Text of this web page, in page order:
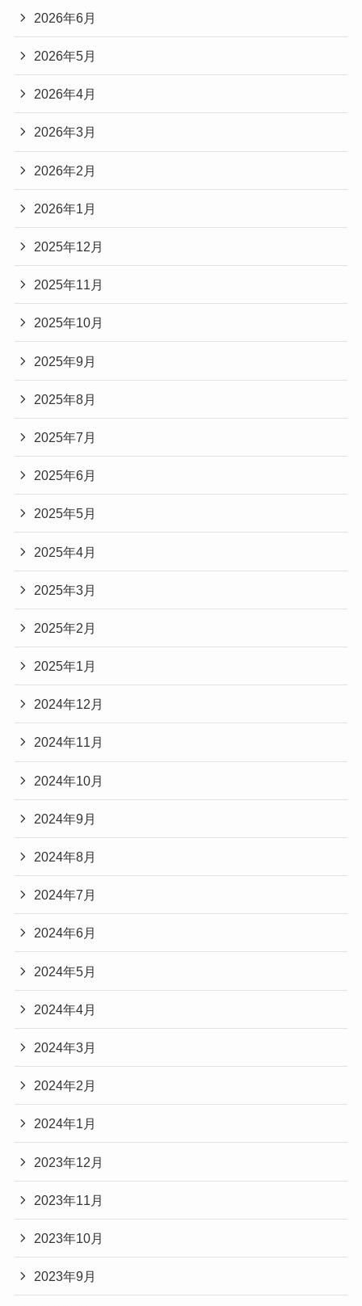
2026年6月
2026年5月
2026年4月
2026年3月
2026年2月
2026年1月
2025年12月
2025年11月
2025年10月
2025年9月
2025年8月
2025年7月
2025年6月
2025年5月
2025年4月
2025年3月
2025年2月
2025年1月
2024年12月
2024年11月
2024年10月
2024年9月
2024年8月
2024年7月
2024年6月
2024年5月
2024年4月
2024年3月
2024年2月
2024年1月
2023年12月
2023年11月
2023年10月
2023年9月